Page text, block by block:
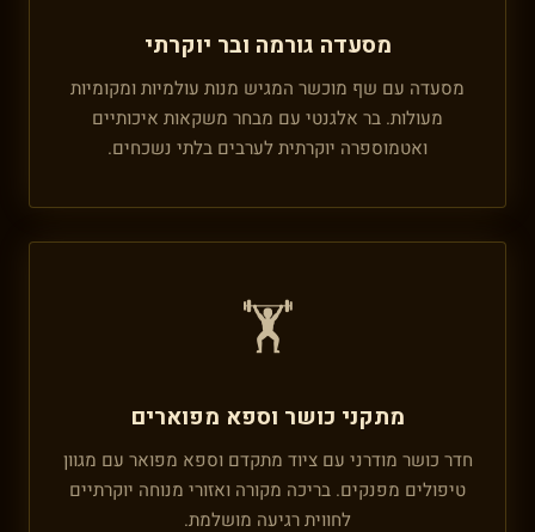
מסעדה גורמה ובר יוקרתי
מסעדה עם שף מוכשר המגיש מנות עולמיות ומקומיות
מעולות. בר אלגנטי עם מבחר משקאות איכותיים
ואטמוספרה יוקרתית לערבים בלתי נשכחים.
🏋️
מתקני כושר וספא מפוארים
חדר כושר מודרני עם ציוד מתקדם וספא מפואר עם מגוון
טיפולים מפנקים. בריכה מקורה ואזורי מנוחה יוקרתיים
לחווית רגיעה מושלמת.